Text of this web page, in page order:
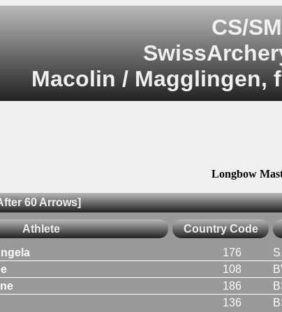
CS/
Macolin / Magglingen,
Longbow
60 Arrows]
Athlete Country Code
176
108
186
136